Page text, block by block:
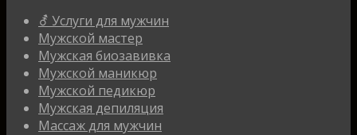
⚦ Услуги для мужчин
Мужской мастер
Мужская биозавивка
Мужской маникюр
Мужской педикюр
Мужская депиляция
Массаж для мужчин